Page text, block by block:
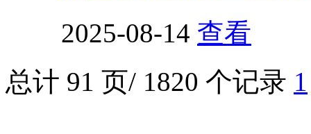
2025-08-14 查看
总计 91 页/ 1820 个记录 1